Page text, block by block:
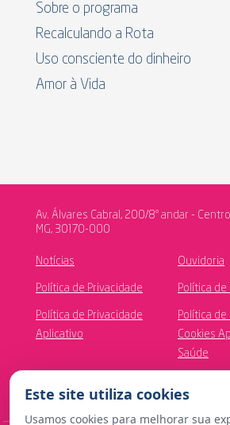
Sobre o programa
Recalculando a Rota
Uso consciente do dinheiro
Amor à Vida
MG, 30170-000
Notícias Ouvidoria
Política de Privacidade Política de
Política de Privacidade
Política de
Este site utiliza cookies
Usamos cookies para melhorar sua